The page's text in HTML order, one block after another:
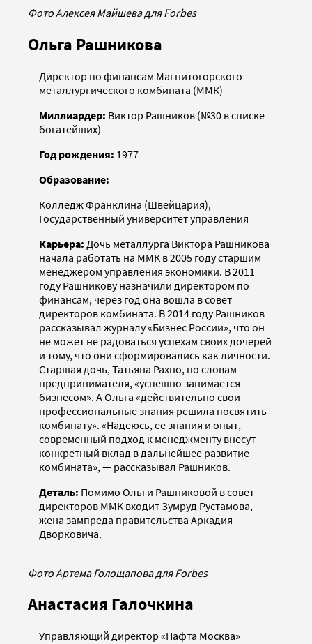
Фото Алексея Майшева для Forbes
Ольга Рашникова
Директор по финансам Магнитогорского
металлургического комбината (ММК)
Миллиардер: Виктор Рашников (№30 в списке
богатейших)
Год рождения: 1977
Образование:
Колледж Франклина (Швейцария),
Государственный университет управления
Карьера: Дочь металлурга Виктора Рашникова
начала работать на ММК в 2005 году старшим
менеджером управления экономики. В 2011
году Рашникову назначили директором по
финансам, через год она вошла в совет
директоров комбината. В 2014 году Рашников
рассказывал журналу «Бизнес России», что он
не может не радоваться успехам своих дочерей
и тому, что они сформировались как личности.
Старшая дочь, Татьяна Рахно, по словам
предпринимателя, «успешно занимается
бизнесом». А Ольга «действительно свои
профессиональные знания решила посвятить
комбинату». «Надеюсь, ее знания и опыт,
современный подход к менеджменту внесут
конкретный вклад в дальнейшее развитие
комбината», — рассказывал Рашников.
Деталь: Помимо Ольги Рашниковой в совет
директоров ММК входит Зумруд Рустамова,
жена зампреда правительства Аркадия
Дворковича.
Фото Артема Голощапова для Forbes
Анастасия Галочкина
Управляющий директор «Нафта Москва»